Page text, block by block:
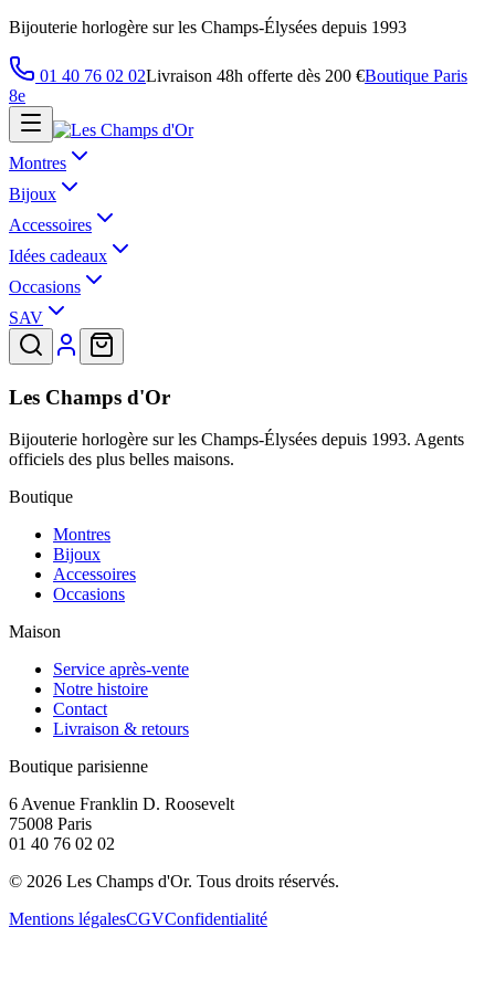
Bijouterie horlogère sur les Champs-Élysées depuis 1993
01 40 76 02 02Livraison 48h offerte dès 200 €Boutique Paris
8e
Montres
Bijoux
Accessoires
Idées cadeaux
Occasions
SAV
Les Champs d'Or
Bijouterie horlogère sur les Champs-Élysées depuis 1993. Agents
officiels des plus belles maisons.
Boutique
Montres
Bijoux
Accessoires
Occasions
Maison
Service après-vente
Notre histoire
Contact
Livraison & retours
Boutique parisienne
6 Avenue Franklin D. Roosevelt
75008 Paris
01 40 76 02 02
© 2026 Les Champs d'Or. Tous droits réservés.
Mentions légalesCGVConfidentialité